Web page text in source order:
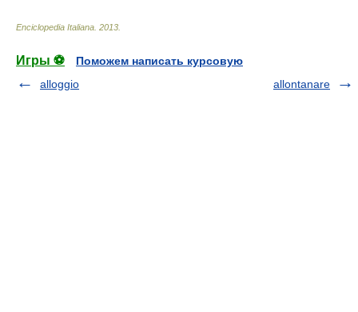
Enciclopedia Italiana 2013
Игры ⚽
Поможем написать курсовую
alloggio
allontanare